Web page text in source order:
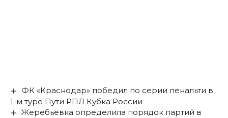
ФК «Краснодар» победил по серии пенальти в
1-м туре Пути РПЛ Кубка России
Жеребьевка определила порядок партий в